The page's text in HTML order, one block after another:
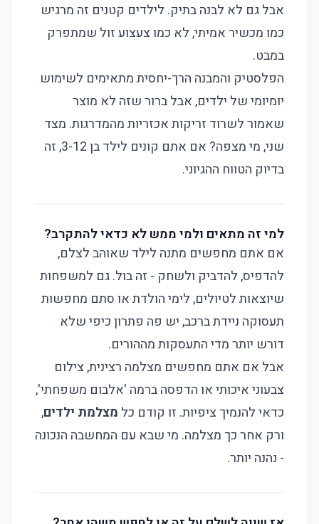
אבל גם לא לבנה בתיק. לילדים קטנים זה מרגיש
כמו מכשיר אמיתי, לא כמו צעצוע זול שמתפרק
במבט.
הפלסטיק והמבנה הרך-יחסית מתאימים לשימוש
יומיומי של ילדים, אבל ברור שזה לא מוצר
שאמור לשרוד זריקות אכזריות מהמדרגות. מצד
שני, מי מצפה? אם אתם קונים לילד בן 3-12, זה
בדיוק הטווח ההגיוני.
למי זה מתאים ולמי ממש לא כדאי להתקרב?
אם אתם מחפשים מתנה לילד שאוהב לצלם,
להדפיס, להדביק ולשחק - זה בול. גם למשפחות
שיוצאות לטיולים, לימי הולדת או סתם מחפשות
תעסוקה ניידת ברכב, יש פה פתרון כיפי שלא
דורש יותר מדי התעסקות מההורים.
אבל אם אתם מחפשים מצלמה רצינית, צילום
צבעוני איכותי או הדפסה ברמה 'אלבום משפחתי',
כדאי להנמיך ציפיות. זו קודם כל מצלמת ילדים,
ורק אחר כך מצלמה. מי שבא עם המחשבה הנכונה
- נהנה יותר.